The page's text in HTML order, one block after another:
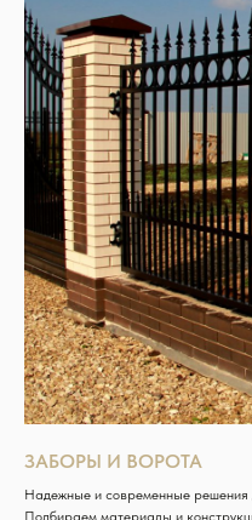
ЗАБОРЫ И ВОРОТА
Надежные и современные решения